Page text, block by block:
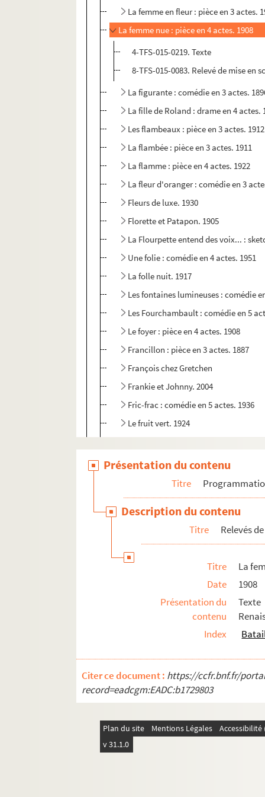
La femme en fleur : pièce en 3 actes.
La femme nue : pièce en 4 actes. 1908
4-TFS-015-0219. Texte
8-TFS-015-0083. Relevé de mise en
La figurante : comédie en 3 actes.
La fille de Roland : drame en 4 actes.
Les flambeaux : pièce en 3 actes. 1912
La flambée : pièce en 3 actes. 1911
La flamme : pièce en 4 actes. 1922
La fleur d'oranger : comédie en 3
Fleurs de luxe. 1930
Florette et Patapon. 1905
La Flourpette entend des voix... :
Une folie : comédie en 4 actes. 1951
La folle nuit. 1917
Les fontaines lumineuses : comédie
Les Fourchambault : comédie en 5
Le foyer : pièce en 4 actes. 1908
Francillon : pièce en 3 actes. 1887
François chez Gretchen
Frankie et Johnny. 2004
Fric-frac : comédie en 5 actes. 1936
Le fruit vert. 1924
Gai... marions-nous ! : pièce en 3
La galerie des glaces. 1924
La gamine : comédie en 4 actes. 1911
Le garçon d'appartement. 1980
La garçonnière. 1898
Un gentilhomme : comédie en 1 acte.
Georgette Lemeunier. 1898
La gloire du sabre : drame en 1 acte.
Goha le simple. 1939
Les grands garçons : comédie en 1
Les grenouilles : 1 acte. 1906
La griffe : pièce en 4 actes. 1906
La guêpe
Guillaume le confident : comédie en
Présentation du contenu
Titre
Description du contenu
Titre Relevés
Titre
La
Date
1908
Présentation du
contenu
Index
Citer ce document : https://ccfr.bnf.fr/
record=eadcgm:EADC:b1729803
Plan du site Mentions Légales
v 31.1.0